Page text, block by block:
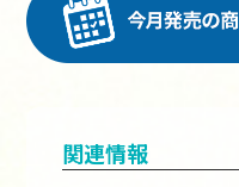
関連情報